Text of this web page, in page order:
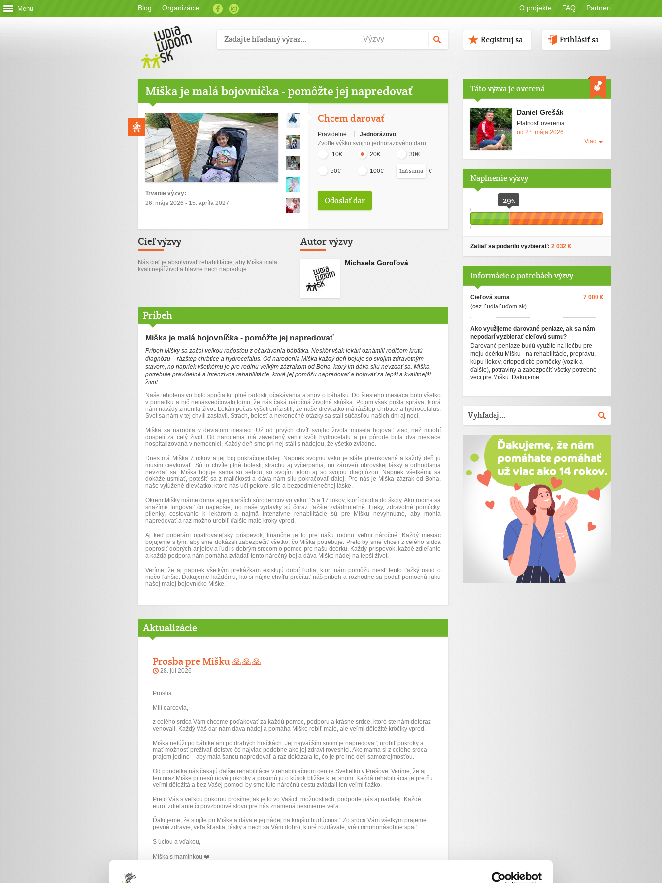
Menu Blog Organizácie O projekte FAQ Partneri
Prihlásiť sa
Registruj sa
Miška je malá bojovníčka - pomôžte jej napredovať
Trvanie výzvy:
26. mája 2026 - 15. apríla 2027
Chcem darovať
Pravidelne
Jednorázovo
Zvoľte výšku svojho jednorazového daru
10€
20€ 30€
50€ 100€ €
Cieľ výzvy
Nás cieľ je absolvovať rehabilitácie, aby Miška mala
kvalitnejší život a hlavne nech napreduje.
Autor výzvy
Michaela Goroľová
Príbeh
Miška je malá bojovníčka - pomôžte jej napredovať
Príbeh Mišky sa začal veľkou radosťou z očakávania bábätka. Neskôr však lekári oznámili rodičom krutú
diagnózu – rázštep chrbtice a hydrocefalus. Od narodenia Miška každý deň bojuje so svojím zdravotným
stavom, no napriek všetkému je pre rodinu veľkým zázrakom od Boha, ktorý im dáva silu nevzdať sa. Miška
potrebuje pravidelné a intenzívne rehabilitácie, ktoré jej pomôžu napredovať a bojovať za lepší a kvalitnejší
život.
Naše tehotenstvo bolo spočiatku plné radosti, očakávania a snov o bábätku. Do šiesteho mesiaca bolo všetko
v poriadku a nič nenasvedčovalo tomu, že nás čaká náročná životná skúška. Potom však prišla správa, ktorá
nám navždy zmenila život. Lekári počas vyšetrení zistili, že naše dievčatko má rázštep chrbtice a hydrocefalus.
Svet sa nám v tej chvíli zastavil. Strach, bolesť a nekonečné otázky sa stali súčasťou našich dní aj nocí.
Miška sa narodila v deviatom mesiaci. Už od prvých chvíľ svojho života musela bojovať viac, než mnohí
dospelí za celý život. Od narodenia má zavedený ventil kvôli hydrocefalu a po pôrode bola dva mesiace
hospitalizovaná v nemocnici. Každý deň sme pri nej stáli s nádejou, že všetko zvládne.
Dnes má Miška 7 rokov a jej boj pokračuje ďalej. Napriek svojmu veku je stále plienkovaná a každý deň ju
musím cievkovať. Sú to chvíle plné bolesti, strachu aj vyčerpania, no zároveň obrovskej lásky a odhodlania
nevzdať sa. Miška bojuje sama so sebou, so svojím telom aj so svojou diagnózou. Napriek všetkému sa
dokáže usmiať, potešiť sa z maličkostí a dáva nám silu pokračovať ďalej. Pre nás je Miška zázrak od Boha,
naše vytúžené dievčatko, ktoré nás učí pokore, sile a bezpodmienečnej láske.
Okrem Mišky máme doma aj jej starších súrodencov vo veku 15 a 17 rokov, ktorí chodia do školy. Ako rodina sa
snažíme fungovať čo najlepšie, no naše výdavky sú čoraz ťažšie zvládnuteľné. Lieky, zdravotné pomôcky,
plienky, cestovanie k lekárom a najmä intenzívne rehabilitácie sú pre Mišku nevyhnutné, aby mohla
napredovať a raz možno urobiť ďalšie malé kroky vpred.
Aj keď poberám opatrovateľský príspevok, finančne je to pre našu rodinu veľmi náročné. Každý mesiac
bojujeme s tým, aby sme dokázali zabezpečiť všetko, čo Miška potrebuje. Preto by sme chceli z celého srdca
poprosiť dobrých anjelov a ľudí s dobrým srdcom o pomoc pre našu dcérku. Každý príspevok, každé zdieľanie
a každá podpora nám pomáha zvládať tento náročný boj a dáva Miške nádej na lepší život.
Veríme, že aj napriek všetkým prekážkam existujú dobrí ľudia, ktorí nám pomôžu niesť tento ťažký osud o
niečo ľahšie. Ďakujeme každému, kto si nájde chvíľu prečítať náš príbeh a rozhodne sa podať pomocnú ruku
našej malej bojovníčke Miške.
Aktualizácie
Prosba pre Mišku 🙏🙏🙏
28. júl 2026
Prosba
Milí darcovia,
z celého srdca Vám chceme poďakovať za každú pomoc, podporu a krásne srdce, ktoré ste nám doteraz
venovali. Každý Váš dar nám dáva nádej a pomáha Miške robiť malé, ale veľmi dôležité krôčiky vpred.
Miška netúži po bábike ani po drahých hračkách. Jej najväčším snom je napredovať, urobiť pokroky a
mať možnosť prežívať detstvo čo najviac podobne ako jej zdraví rovesníci. Ako mama si z celého srdca
prajem jediné – aby mala šancu napredovať a raz dokázala to, čo je pre iné deti samozrejmosťou.
Od pondelka nás čakajú ďalšie rehabilitácie v rehabilitačnom centre Svetielko v Prešove. Veríme, že aj
tentoraz Miške prinesú nové pokroky a posunú ju o kúsok bližšie k jej snom. Každá rehabilitácia je pre ňu
veľmi dôležitá a bez Vašej pomoci by sme túto náročnú cestu zvládali len veľmi ťažko.
Preto Vás s veľkou pokorou prosíme, ak je to vo Vašich možnostiach, podporte nás aj naďalej. Každé
euro, zdieľanie či povzbudivé slovo pre nás znamená nesmierne veľa.
Ďakujeme, že stojíte pri Miške a dávate jej nádej na krajšiu budúcnosť. Zo srdca Vám všetkým prajeme
pevné zdravie, veľa šťastia, lásky a nech sa Vám dobro, ktoré rozdávate, vráti mnohonásobne späť.
S úctou a vďakou,
Miška s maminkou ❤️
Táto výzva je overená
Daniel Grešák
Platnosť overenia
od 27. mája 2026
Viac
Naplnenie výzvy
29%
Zatiaľ sa podarilo vyzbierať: 2 032 €
Informácie o potrebách výzvy
Cieľová suma
(cez ĽudiaĽuďom.sk)
7 000 €
Ako využijeme darované peniaze, ak sa nám
nepodarí vyzbierať cieľovú sumu?
Darované peniaze budú využite na liečbu pre
moju dcérku Mišku - na rehabilitácie, prepravu,
kúpu liekov, ortopedické pomôcky (vozík a
ďalšie), potraviny a zabezpečiť všetky potrebné
veci pre Mišku. Ďakujeme.